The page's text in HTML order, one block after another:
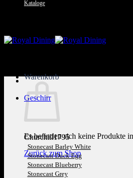
Kataloge
Warenkorb
Es befinden sich keine Produkte
Zurück zum Shop
Geschirr
Churchill1795
Stonecast Barley White
Stonecast Duck Egg
Stonecast Blueberry
Stonecast Grey